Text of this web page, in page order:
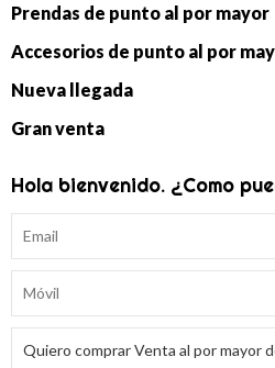
Prendas de punto al por mayor
Accesorios de punto al por
Nueva llegada
Gran venta
Hola bienvenido. ¿Como